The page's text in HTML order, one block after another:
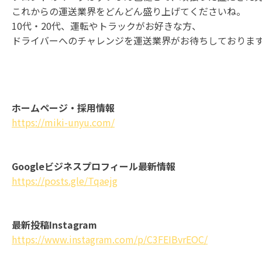
これからの運送業界をどんどん盛り上げてくださいね。
10代・20代、運転やトラックがお好きな方、
ドライバーへのチャレンジを運送業界がお待ちしておりま
ホームページ・採用情報
https://miki-unyu.com/
Googleビジネスプロフィール最新情報
https://posts.gle/Tqaejg
最新投稿Instagram
https://www.instagram.com/p/C3FEIBvrEOC/